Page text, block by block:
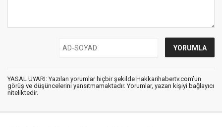
YASAL UYARI: Yazılan yorumlar hiçbir şekilde Hakkarihabertv.com’un
görüş ve düşüncelerini yansıtmamaktadır. Yorumlar, yazan kişiyi bağlayıcı
niteliktedir.